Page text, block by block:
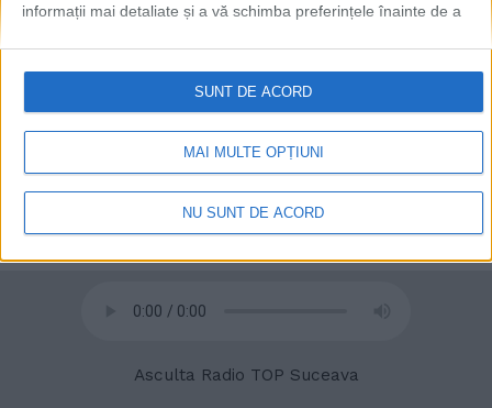
informații mai detaliate și a vă schimba preferințele înainte de a
retrageți consimțământul în orice moment, revenind la acest site
și făcând clic pe butonul "Confidențialitate" din partea de jos a
paginii web.
MAI MULTE OPȚIUNI
NU SUNT DE ACORD
SUNT DE ACORD
© 2020
Asculta Radio TOP Suceava